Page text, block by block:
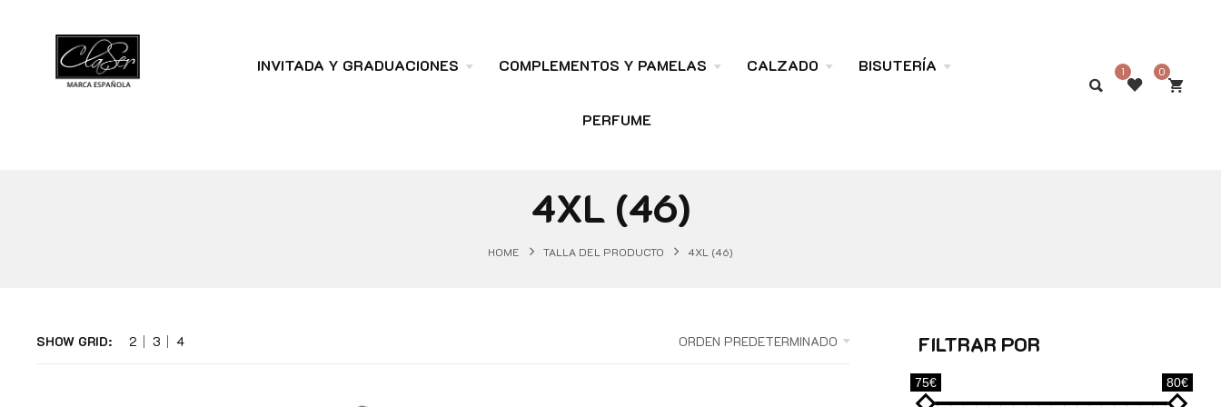
INVITADA Y GRADUACIONES COMPLEMENTOS Y PAMELAS CALZADO BISUTERÍA
PERFUME
1 0
4XL (46)
HOME TALLA DEL PRODUCTO 4XL (46)
SHOW GRID: 2 3 4 ORDEN PREDETERMINADO FILTRAR POR
75€ 80€